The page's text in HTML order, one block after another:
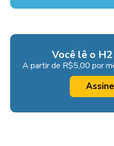
Você lê o
A partir de R$5,00 por